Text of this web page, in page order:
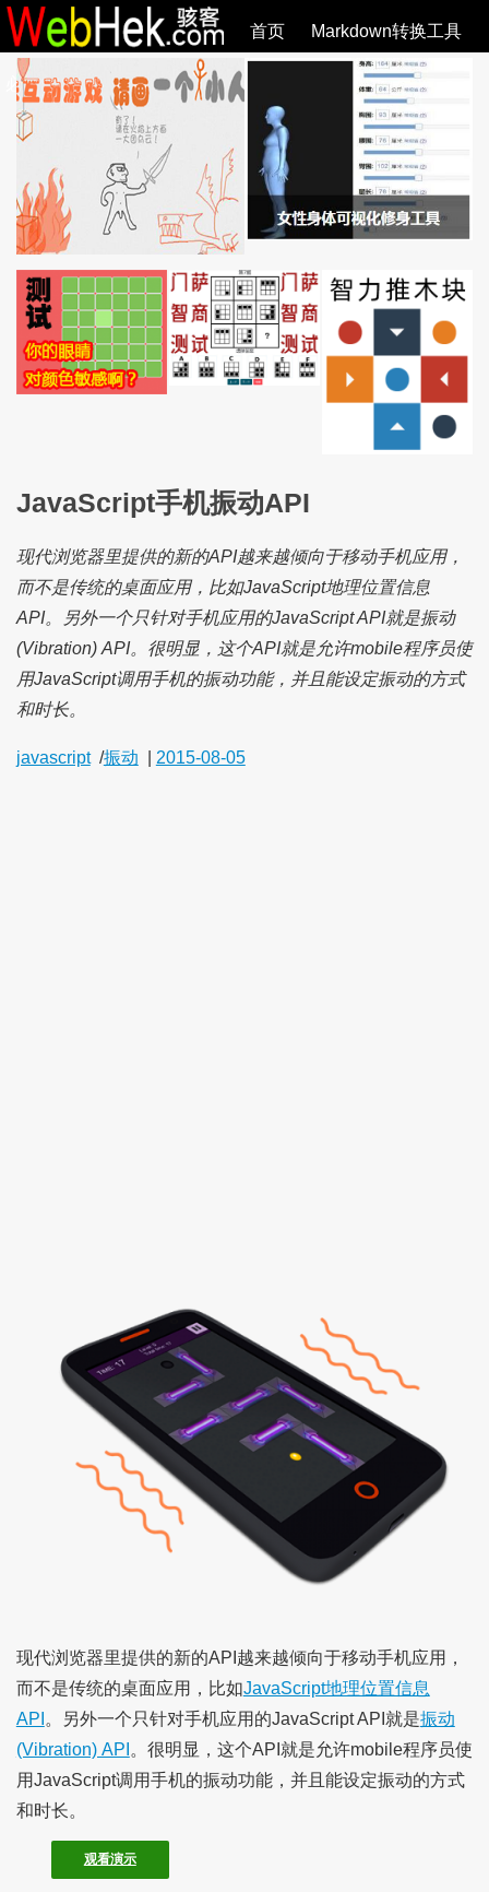
首页 Markdown转换工具
必观作品 SVG教程 SVG手册 全部文章
JavaScript手机振动API
现代浏览器里提供的新的API越来越倾向于移动手机应用，
而不是传统的桌面应用，比如JavaScript地理位置信息
API。另外一个只针对手机应用的JavaScript API就是振动
(Vibration) API。很明显，这个API就是允许mobile程序员使
用JavaScript调用手机的振动功能，并且能设定振动的方式
和时长。
javascript /振动 2015-08-05
现代浏览器里提供的新的API越来越倾向于移动手机应用，
而不是传统的桌面应用，比如JavaScript地理位置信息
API 。另外一个只针对手机应用的JavaScript API就是振动
(Vibration) API 。很明显，这个API就是允许mobile程序员使
用JavaScript调用手机的振动功能，并且能设定振动的方式
和时长。
观看演示